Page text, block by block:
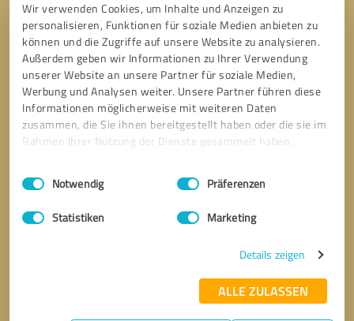
Wir verwenden Cookies, um Inhalte und Anzeigen zu
personalisieren, Funktionen für soziale Medien anbieten zu
können und die Zugriffe auf unsere Website zu analysieren.
Außerdem geben wir Informationen zu Ihrer Verwendung
unserer Website an unsere Partner für soziale Medien,
Werbung und Analysen weiter. Unsere Partner führen diese
Informationen möglicherweise mit weiteren Daten
zusammen, die Sie ihnen bereitgestellt haben oder die sie im
Rahmen Ihrer Nutzung der Dienste gesammelt haben.
Impressum Datenschutzbestimmungen
Einwilligungsauswahl
Notwendig Präferenzen
Statistiken Marketing
Details zeigen
ALLE ZULASSEN
* Erforderliche Angaben